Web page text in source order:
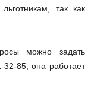
так как
можно задать
32-85, она работает